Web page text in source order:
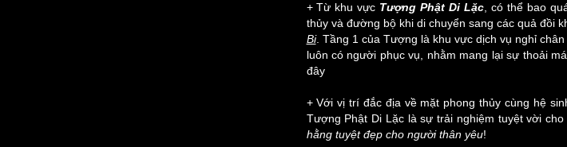
+ Từ khu vực Tượng Phật Di Lặc, có thể bao
thủy và đường bộ khi di chuyển sang các quả đồi
Bi. Tầng 1 của Tượng là khu vực dịch vụ nghỉ
luôn có người phục vụ, nhằm mang lại sự thoải
đây
+ Với vị trí đắc địa về mặt phong thủy cùng hệ
Tượng Phật Di Lặc là sự trải nghiệm tuyệt vời
hằng tuyệt đẹp cho người thân yêu!